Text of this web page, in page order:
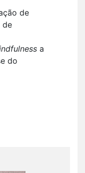
de
de
a
do